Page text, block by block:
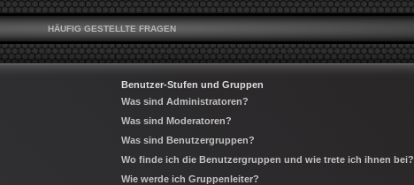
HÄUFIG GESTELLTE FRAGEN
Benutzer-Stufen und Gruppen
Was sind Administratoren?
Was sind Moderatoren?
Was sind Benutzergruppen?
Wo finde ich die Benutzergruppen und wie trete ich ihnen bei?
Wie werde ich Gruppenleiter?